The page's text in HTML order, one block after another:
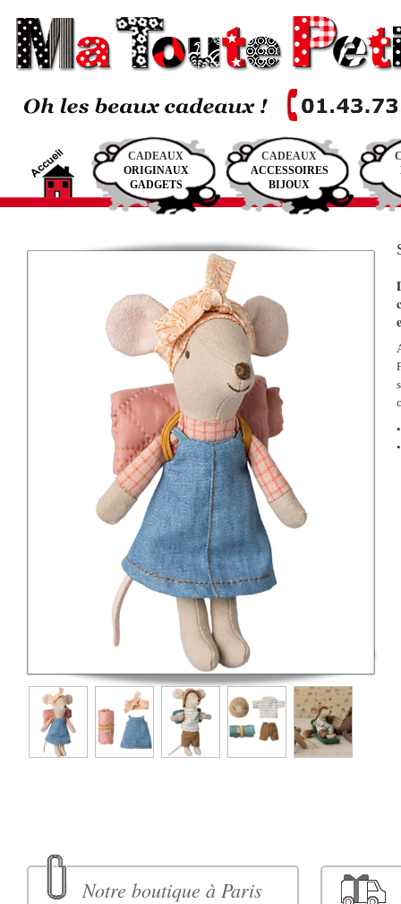
CADEAUX
ORIGINAUX
GADGETS
CADEAUX
ACCESSOIRES
BIJOUX
Notre boutique à Paris